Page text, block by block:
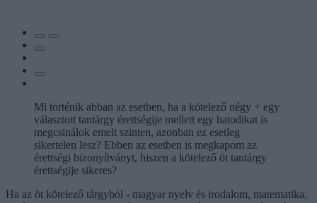
Mi történik abban az esetben, ha a kötelező négy + egy
választott tantárgy érettségije mellett egy hatodikat is
megcsinálok emelt szinten, azonban ez esetleg
sikertelen lesz? Ebben az esetben is megkapom az
érettségi bizonyítványt, hiszen a kötelező öt tantárgy
érettségije sikeres?
Ha az öt kötelező tárgyból - magyar nyelv és irodalom, matematika,